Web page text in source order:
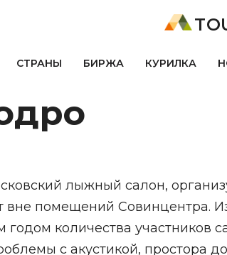
СТРАНЫ БИРЖА КУРИЛКА
лыжный салон,
вне помещений Совинцентра.
количества участников
с акустикой, простора